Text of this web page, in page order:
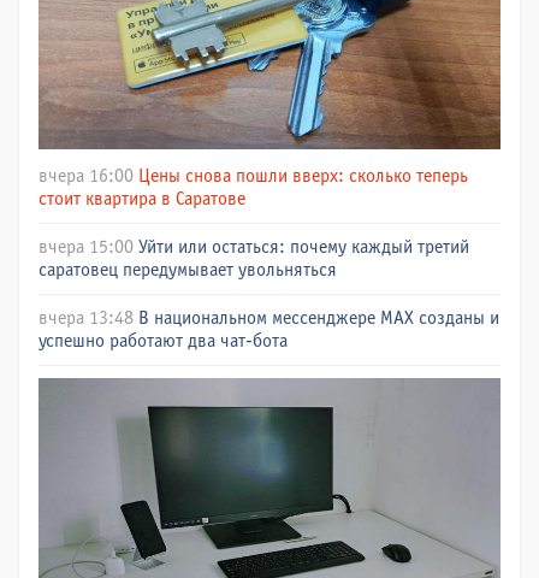
вчера 16:00 Цены снова пошли вверх: сколько теперь
стоит квартира в Саратове
вчера 15:00 Уйти или остаться: почему каждый третий
саратовец передумывает увольняться
вчера 13:48 В национальном мессенджере МАХ созданы и
успешно работают два чат-бота